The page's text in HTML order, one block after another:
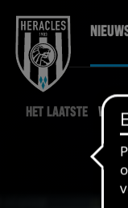
HET LAATSTE